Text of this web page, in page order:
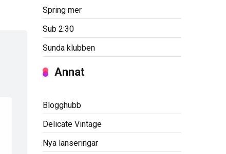
Spring mer
Sub 2:30
Sunda klubben
Annat
Blogghubb
Delicate Vintage
Nya lanseringar